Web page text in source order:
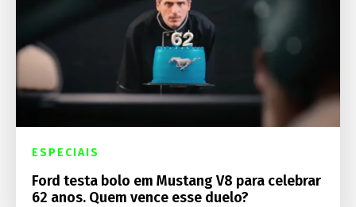
ESPECIAIS
Ford testa bolo em Mustang V8 para celebrar
62 anos. Quem vence esse duelo?